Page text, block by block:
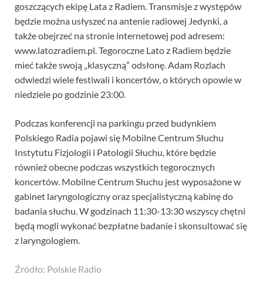
goszczących ekipę Lata z Radiem. Transmisje z występów
będzie można usłyszeć na antenie radiowej Jedynki, a
także obejrzeć na stronie internetowej pod adresem:
www.latozradiem.pl. Tegoroczne Lato z Radiem będzie
mieć także swoją „klasyczną” odsłonę. Adam Rozlach
odwiedzi wiele festiwali i koncertów, o których opowie w
niedziele po godzinie 23:00.
Podczas konferencji na parkingu przed budynkiem
Polskiego Radia pojawi się Mobilne Centrum Słuchu
Instytutu Fizjologii i Patologii Słuchu, które będzie
również obecne podczas wszystkich tegorocznych
koncertów. Mobilne Centrum Słuchu jest wyposażone w
gabinet laryngologiczny oraz specjalistyczną kabinę do
badania słuchu. W godzinach 11:30-13:30 wszyscy chętni
będą mogli wykonać bezpłatne badanie i skonsultować się
z laryngologiem.
Źródło: Polskie Radio